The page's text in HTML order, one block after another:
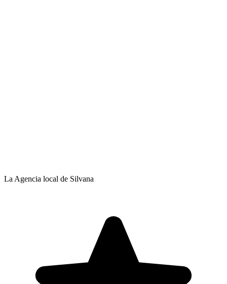
La Agencia local de Silvana